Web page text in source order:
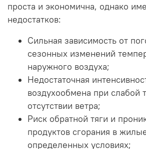
проста и экономична, однако
недостатков:
Сильная зависимость от
сезонных изменений
наружного воздуха;
Недостаточная
воздухообмена при слабой
отсутствии ветра;
Риск обратной тяги и
продуктов сгорания в
определенных условиях;